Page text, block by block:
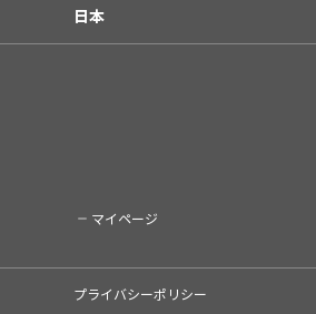
日本
マイページ
プライバシーポリシー